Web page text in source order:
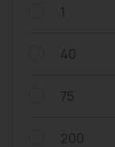
1
40
75
200